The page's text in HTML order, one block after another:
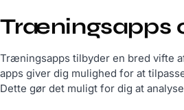
Træningsapps
Træningsapps tilbyder en bred vifte
apps giver dig mulighed for at
Dette gør det muligt for dig at